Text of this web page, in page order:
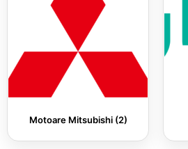
Motoare Mitsubishi (2)